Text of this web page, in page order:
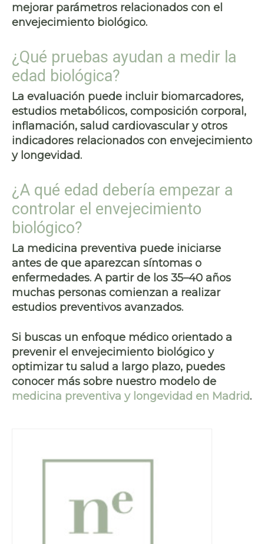
mejorar parámetros relacionados con el
envejecimiento biológico.
¿Qué pruebas ayudan a medir la
edad biológica?
La evaluación puede incluir biomarcadores,
estudios metabólicos, composición corporal,
inflamación, salud cardiovascular y otros
indicadores relacionados con envejecimiento
y longevidad.
¿A qué edad debería empezar a
controlar el envejecimiento
biológico?
La medicina preventiva puede iniciarse
antes de que aparezcan síntomas o
enfermedades. A partir de los 35–40 años
muchas personas comienzan a realizar
estudios preventivos avanzados.
Si buscas un enfoque médico orientado a
prevenir el envejecimiento biológico y
optimizar tu salud a largo plazo, puedes
conocer más sobre nuestro modelo de
medicina preventiva y longevidad en Madrid.